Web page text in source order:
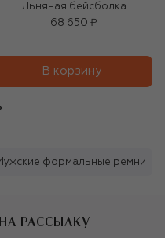
Льняная бейсболка
68 650 ₽
В корзину
формальные ремни
РАССЫЛКУ